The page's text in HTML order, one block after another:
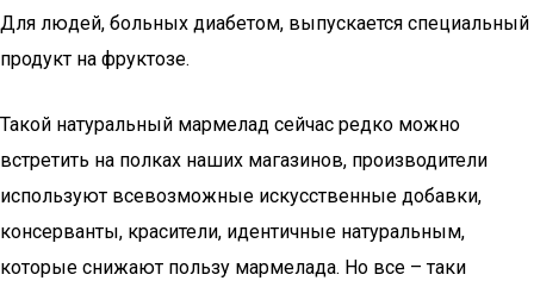
Для людей, больных диабетом, выпускается специальный
продукт на фруктозе.
Такой натуральный мармелад сейчас редко можно
встретить на полках наших магазинов, производители
используют всевозможные искусственные добавки,
консерванты, красители, идентичные натуральным,
которые снижают пользу мармелада. Но все – таки